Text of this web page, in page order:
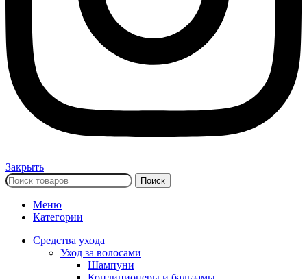
Закрыть
Поиск
Меню
Категории
Средства ухода
Уход за волосами
Шампуни